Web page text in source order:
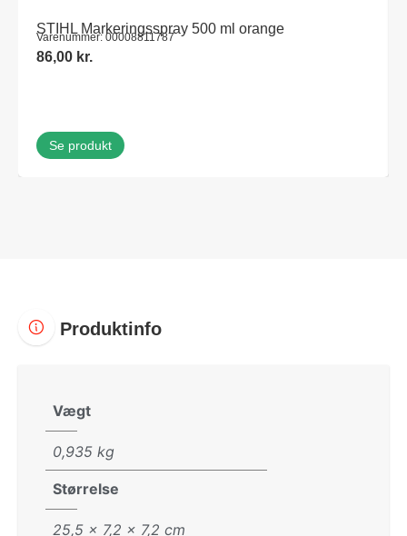
STIHL Markeringsspray 500 ml orange
Varenummer: 00008811787
86,00 kr.
Se produkt
Produktinfo
Vægt
0,935 kg
Størrelse
25,5 × 7,2 × 7,2 cm